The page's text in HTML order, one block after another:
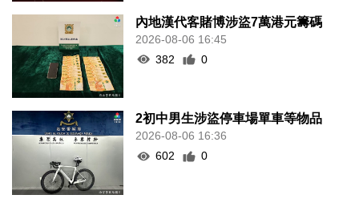
內地漢代客賭博涉盜7萬港元籌碼
2026-08-06 16:45
382
0
2初中男生涉盜停車場單車等物品
2026-08-06 16:36
602
0